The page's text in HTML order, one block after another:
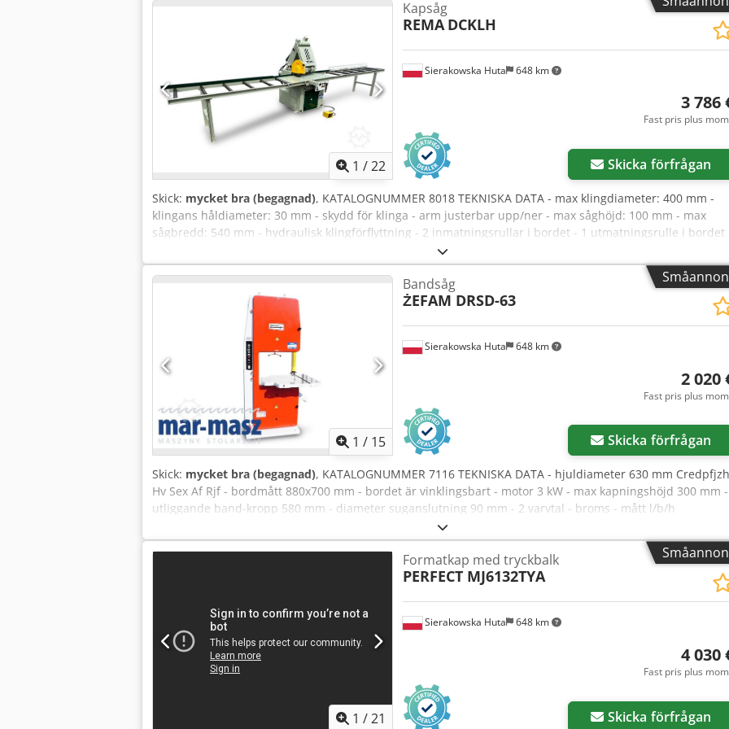
1 /22
Sierakowska Huta 648 km
Kapsåg
REMA DCKLH
3 786
Fast pris plus
Skicka förfrågan
Skick: mycket bra (begagnad), KATALOGNUMMER 8018 TEKNISKA DATA - max klingdiameter: 400 mm -
klingans håldiameter: 30 mm - skydd för klinga - arm justerbar upp/ner - max såghöjd: 100 mm - max
sågbredd: 540 mm - hydraulisk klingförflyttning - 2 inmatningsrullar i bordet - 1 utmatningsrulle i bordet
motor: 3,7 kW Cjdezf Iyyspfx Af Rorf - hydraulpumpsmotor ca 0,55 kW - utsugsanslutningens diameter:
100 mm - rullbredd: 530 mm - dimension på inmatningsrullbord: 2000x640x910 mm - dimension på
utmatningsrullbord med måttskala: 2000x640x965 mm - maskinens mått (längd/bredd/höjd):
1900x1540x1820 mm - vikt ca 750 kg FÖRDELAR – polsktillverkad, märke REMA – DTR-dokumentation –
rullbord – mycket gott skick – begagnad såg Nettopris: 15 900 PLN Nettopris: 3 786 EUR enligt växelkurs
4,20 EUR (Priser kan ändras vid större valutafluktuationer)
1 / 15
Sierakowska Huta 648 km
Bandsåg
ŻEFAM DRSD-63
2 020
Fast pris plus
Skicka förfrågan
Skick: mycket bra (begagnad), KATALOGNUMMER 7116 TEKNISKA DATA - hjuldiameter 630 mm Credpfjzh
Hv Sex Af Rjf - bordmått 880x700 mm - bordet är vinklingsbart - motor 3 kW - max kapningshöjd 300 mm -
utliggande band-kropp 580 mm - diameter suganslutning 90 mm - 2 varvtal - broms - mått l/b/h
1200x920x2250 mm - vikt 702 kg FÖRDELAR – polsk tillverkning – DTR-dokumentation – mycket gott skick –
begagnad såg Nettopris: 8500 PLN Nettopris: 2020 EUR Nettopris beräknat enligt växelkurs 4,2 PLN/EUR
(vid större kursfluktuationer kan priset ändras)
1 /21
Sierakowska Huta 648 km
Formatkap med tryckbalk
PERFECT MJ6132TYA
4 030
Fast pris plus
Skicka förfrågan